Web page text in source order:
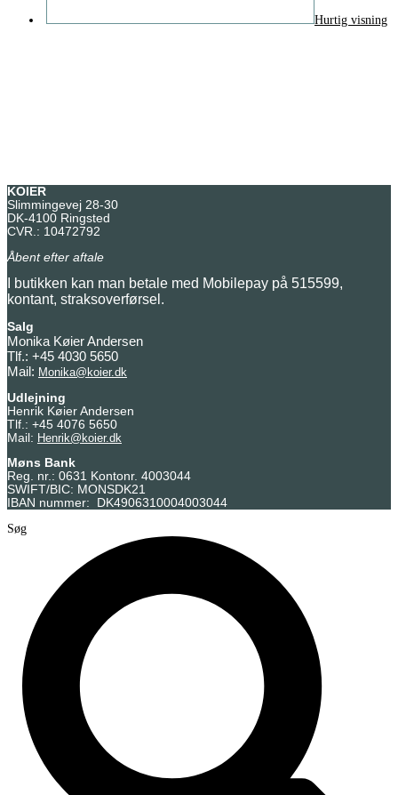
Hurtig visning
KOIER
Slimmingevej 28-30
DK-4100 Ringsted
CVR.: 10472792
Åbent efter aftale
I butikken kan man betale med Mobilepay på 515599,
kontant, straksoverførsel.
Salg
Monika Køier Andersen
Tlf.: +45 4030 5650
Mail: Monika@koier.dk
Udlejning
Henrik Køier Andersen
Tlf.: +45 4076 5650
Mail: Henrik@koier.dk
Møns Bank
Reg. nr.: 0631 Kontonr. 4003044
SWIFT/BIC: MONSDK21
IBAN nummer: DK4906310004003044
Søg